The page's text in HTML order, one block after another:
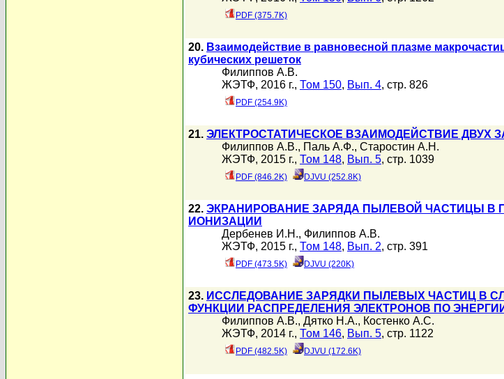
PDF (375.7K)
20. Взаимодействие в равновесной плазме
кубических решеток
Филиппов А.В.
ЖЭТФ, 2016 г., Том 150, Вып. 4, стр. 826
PDF (254.9K)
21. ЭЛЕКТРОСТАТИЧЕСКОЕ ВЗАИМОДЕЙСТВИЕ
Филиппов А.В., Паль А.Ф., Старостин А.Н.
ЖЭТФ, 2015 г., Том 148, Вып. 5, стр. 1039
PDF (846.2K) DJVU (252.8K)
22. ЭКРАНИРОВАНИЕ ЗАРЯДА ПЫЛЕВОЙ ЧАСТИЦЫ В
ИОНИЗАЦИИ
Дербенев И.Н., Филиппов А.В.
ЖЭТФ, 2015 г., Том 148, Вып. 2, стр. 391
PDF (473.5K) DJVU (220K)
23. ИССЛЕДОВАНИЕ ЗАРЯДКИ ПЫЛЕВЫХ ЧАСТИЦ В
ФУНКЦИИ РАСПРЕДЕЛЕНИЯ ЭЛЕКТРОНОВ ПО
Филиппов А.В., Дятко Н.А., Костенко А.С.
ЖЭТФ, 2014 г., Том 146, Вып. 5, стр. 1122
PDF (482.5K) DJVU (172.6K)